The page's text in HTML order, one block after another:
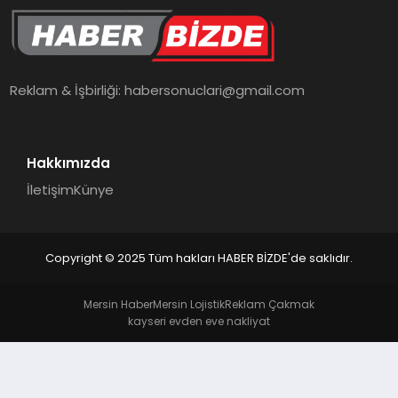
TEKNOLOJI
Reklam & İşbirliği:habersonuclari@gmail.com
Hakkımızda
İletişimKünye
Copyright © 2025 Tüm hakları HABER BİZDE'de saklıdır.
Mersin HaberMersin LojistikReklam Çakmak
kayseri evden eve nakliyat